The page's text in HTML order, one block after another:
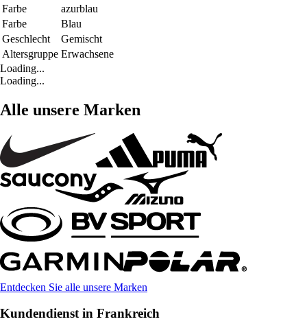
Farbe
azurblau
Farbe
Blau
Geschlecht
Gemischt
Altersgruppe Erwachsene
Loading...
Loading...
Alle unsere Marken
Entdecken Sie alle unsere Marken
Kundendienst in Frankreich